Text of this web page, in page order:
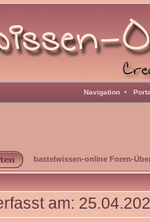
Navigation •
bastelwissen-online Foren-
am: